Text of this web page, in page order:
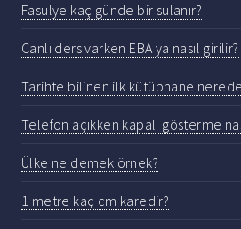
Fasulye kaç günde bir sulanır?
Canlı ders varken EBA ya nasıl girilir?
Tarihte bilinen ilk kütüphane
Telefon açıkken kapalı gösterme
Ülke ne demek örnek?
1 metre kaç cm karedir?